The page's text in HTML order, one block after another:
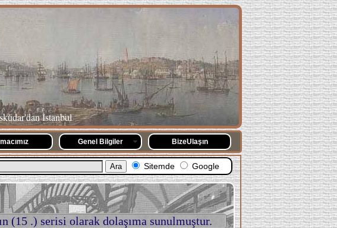
İstanbul
Genel Bilgiler BizeUlaşın
Sitemde Google
(15 .) serisi olarak dolaşıma sunulmuştur.